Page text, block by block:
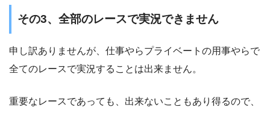
その3、全部のレースで実況できません
申し訳ありませんが、仕事やらプライベートの用事やらで
全てのレースで実況することは出来ません。
重要なレースであっても、出来ないこともあり得るので、